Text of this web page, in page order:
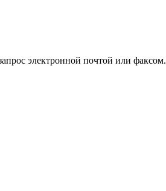
электронной почтой или факсом.